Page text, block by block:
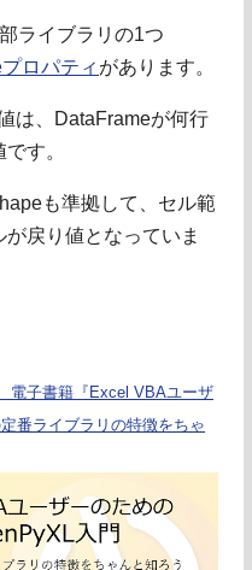
ライブラリの1つ
ロパティ があります。
は、DataFrameが何行
す。
も準拠して、セル範
戻り値となっていま
電子書籍『Excel VBAユーザ
番ライブラリの特徴をちゃ